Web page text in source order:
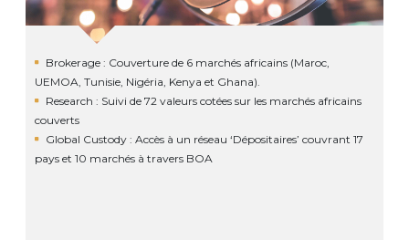
Brokerage : Couverture de 6 marchés africains (Maroc,
UEMOA, Tunisie, Nigéria, Kenya et Ghana).
Research : Suivi de 72 valeurs cotées sur les marchés africains
couverts
Global Custody : Accès à un réseau ‘Dépositaires’ couvrant 17
pays et 10 marchés à travers BOA